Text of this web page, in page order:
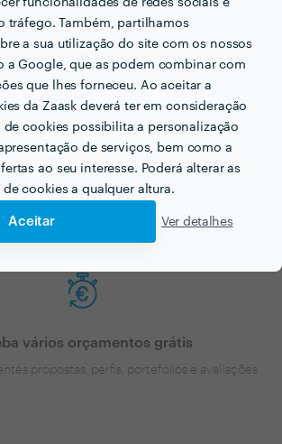
funcionalidades de redes sociais e
tráfego. Também, partilhamos
a sua utilização do site com os nossos
a Google, que as podem combinar com
que lhes forneceu. Ao aceitar a
da Zaask deverá ter em consideração
de cookies possibilita a personalização
de serviços, bem como a
ao seu interesse. Poderá alterar as
cookies a qualquer altura.
Aceitar Ver detalhes
seu pedido sem compromisso
questionário explicando-nos aquilo de que
necessita.
vários orçamentos grátis
propostas, perfis, portefólios e avaliações.